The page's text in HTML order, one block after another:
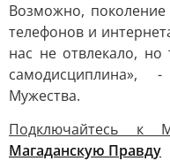
Возможно,
телефонов и
нас не отвлекало,
самодисциплина»,
Мужества.
Подключайтесь к
Магаданскую Правду